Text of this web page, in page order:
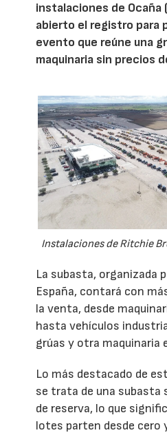
instalaciones de Ocaña
abierto el registro para
evento que reúne una
maquinaria sin precios
Instalaciones de Ritchie
La subasta, organizada
España, contará con
la venta, desde
hasta vehículos
grúas y otra maquinaria
Lo más destacado de
se trata de una subasta
de reserva, lo que
lotes parten desde cero